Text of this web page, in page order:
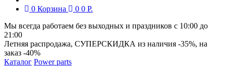
0 Корзина 0 0 Р.
Мы всегда работаем без выходных и праздников с 10:00 до
21:00
Летняя распродажа, СУПЕРСКИДКА из наличия -35%, на
заказ -40%
Каталог Power parts